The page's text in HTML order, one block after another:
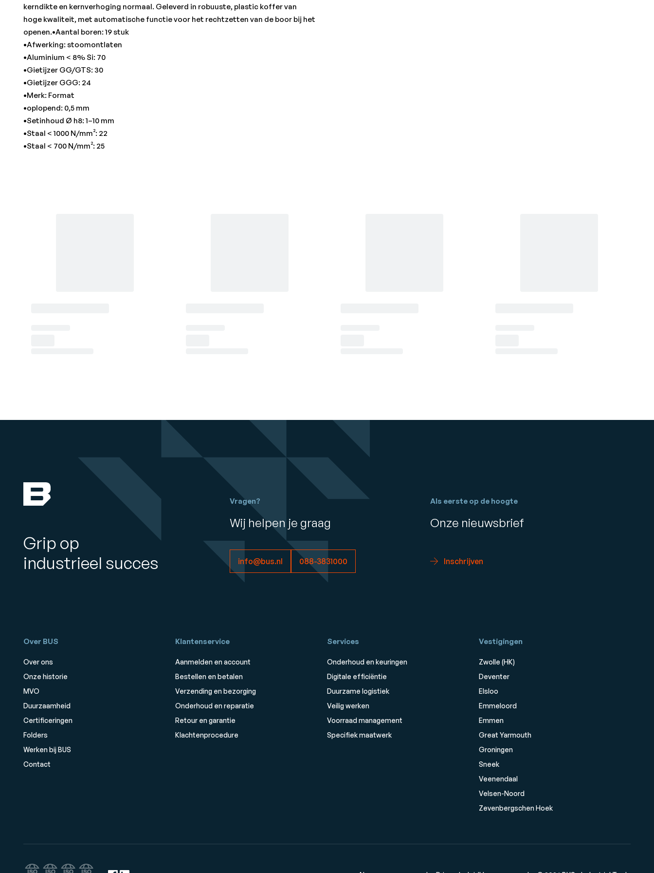
kerndikte en kernverhoging normaal. Geleverd in robuuste, plastic koffer van
hoge kwaliteit, met automatische functie voor het rechtzetten van de boor bij het
openen.•Aantal boren: 19 stuk
•Afwerking: stoomontlaten
•Aluminium < 8% Si: 70
•Gietijzer GG/GTS: 30
•Gietijzer GGG: 24
•Merk: Format
•oplopend: 0,5 mm
•Setinhoud Ø h8: 1–10 mm
•Staal < 1000 N/mm²: 22
•Staal < 700 N/mm²: 25
Grip op
industrieel succes
Vragen?
Wij helpen je graag
info@bus.nl 088-3831000
Als eerste op de hoogte
Onze nieuwsbrief
Inschrijven
Over BUS
Over ons
Onze historie
MVO
Duurzaamheid
Certificeringen
Folders
Werken bij BUS
Contact
Klantenservice
Aanmelden en account
Bestellen en betalen
Verzending en bezorging
Onderhoud en reparatie
Retour en garantie
Klachtenprocedure
Services
Onderhoud en keuringen
Digitale efficiëntie
Duurzame logistiek
Veilig werken
Voorraad management
Specifiek maatwerk
Vestigingen
Zwolle (HK)
Deventer
Elsloo
Emmeloord
Emmen
Great Yarmouth
Groningen
Sneek
Veenendaal
Velsen-Noord
Zevenbergschen Hoek